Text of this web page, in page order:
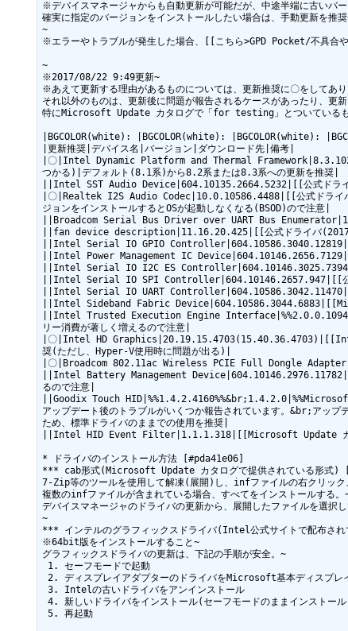
※デバイスマネージャからも自動更新が可能だが、中途半端に古いバ
確実に指定のバージョンをインストールしたい場合は、手動更新を推
~
※エラーやトラブルが発生した場合、[[こちら>GPD Pocket/不具合
~
※2017/08/22 9:49更新~
※あえて更新する理由があるものについては、更新推奨に〇をしてあ
それ以外のものは、更新後に問題が報告されるケースがあったり、
特にMicrosoft Update カタログで「for testing」とついているもの
|BGCOLOR(white): |BGCOLOR(white): |BGCOLOR(white):
|更新推奨|デバイス名|バージョン|ダウンロード先|備考|
|〇|Intel Dynamic Platform and Thermal
つかる)|デフォルト(8.1系)から8.2系または8.3系への更新を推奨|
||Intel SST Audio Device|604.10135.2664.5232|[[公式ドラ
|〇|Realtek I2S Audio Codec|10.0.10586.4488|[[公式ドライバ
ジョンをインストールするとOSが起動しなくなる(BSOD)ので注意|
||Broadcom Serial Bus Driver over UART Bus
||fan device description|11.16.20.425|[[公式ドライバ(2017/06/
||Intel Serial IO GPIO
||Intel Power Management IC
||Intel Serial IO I2C ES
||Intel Serial IO SPI Controller|604.10146.2657.947|[[公式
||Intel Serial IO UART
||Intel Sideband Fabric
||Intel Trusted Execution Engine
リー消費が著しく増えるので注意|
|〇|Intel HD
奨(ただし、Hyper-V使用時に問題が出る)|
|〇|Broadcom 802.11ac Wireless PCIE Full Dongle
||Intel Battery Management
るので注意|
||Goodix Touch
アップデート後のトラブルがいくつか報告されています。&br;アップ
ため、標準ドライバのままでの使用を推奨|
||Intel HID Event Filter|1.1.1.318|[[Microsoft Update カ
* ドライバのインストール方法 [#pda41e06]
*** cab形式(Microsoft Update カタログで提供されている形式)
7-Zip等のツールを使用して解凍(展開)し、infファイルの右クリック
複数のinfファイルが含まれている場合、すべてをインストールする。
デバイスマネージャのドライバの更新から、展開したファイルを選択
~
*** インテルのグラフィックスドライバ(Intel公式サイトで配布さ
※64bit版をインストールすること~
グラフィックスドライバの更新は、下記の手順が安全。~